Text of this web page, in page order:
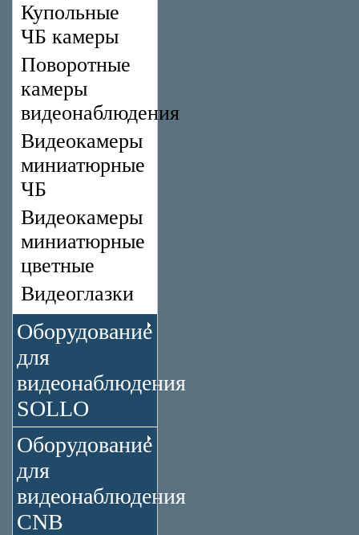
Купольные
ЧБ камеры
Поворотные
камеры
видеонаблюдения
Видеокамеры
миниатюрные
ЧБ
Видеокамеры
миниатюрные
цветные
Видеоглазки
Оборудование
для
видеонаблюдения
SOLLO
Оборудование
для
видеонаблюдения
CNB